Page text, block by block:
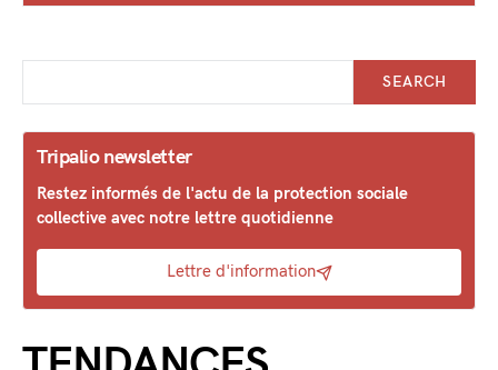
SEARCH
Tripalio newsletter
Restez informés de l'actu de la protection sociale
collective avec notre lettre quotidienne
Lettre d'information